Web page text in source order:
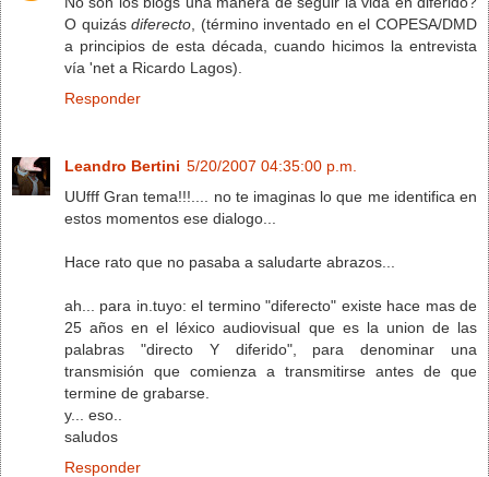
O quizásdiferecto , (término inventado en el COPESA/DMD
a principios de esta década, cuando hicimos la entrevista
vía 'net a Ricardo Lagos).
Responder
Leandro Bertini 5/20/2007 04:35:00 p.m.
UUfff Gran tema!!!.... no te imaginas lo que me identifica en
estos momentos ese dialogo...
Hace rato que no pasaba a saludarte abrazos...
ah... para in.tuyo: el termino "diferecto" existe hace mas de
25 años en el léxico audiovisual que es la union de las
palabras "directo Y diferido", para denominar una
transmisión que comienza a transmitirse antes de que
termine de grabarse.
y... eso..
saludos
Responder